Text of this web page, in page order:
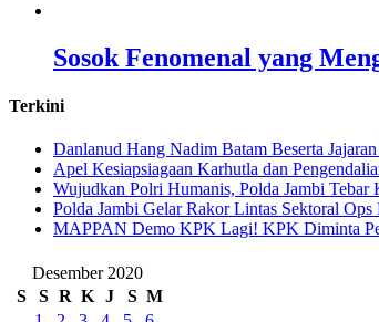
Sosok Fenomenal yang
Terkini
Danlanud Hang Nadim Batam Beserta
Apel Kesiapsiagaan Karhutla dan
Wujudkan Polri Humanis, Polda Jambi
Polda Jambi Gelar Rakor Lintas Sektoral
‎MAPPAN Demo KPK Lagi! KPK Diminta
Desember 2020
S
S R K J S M